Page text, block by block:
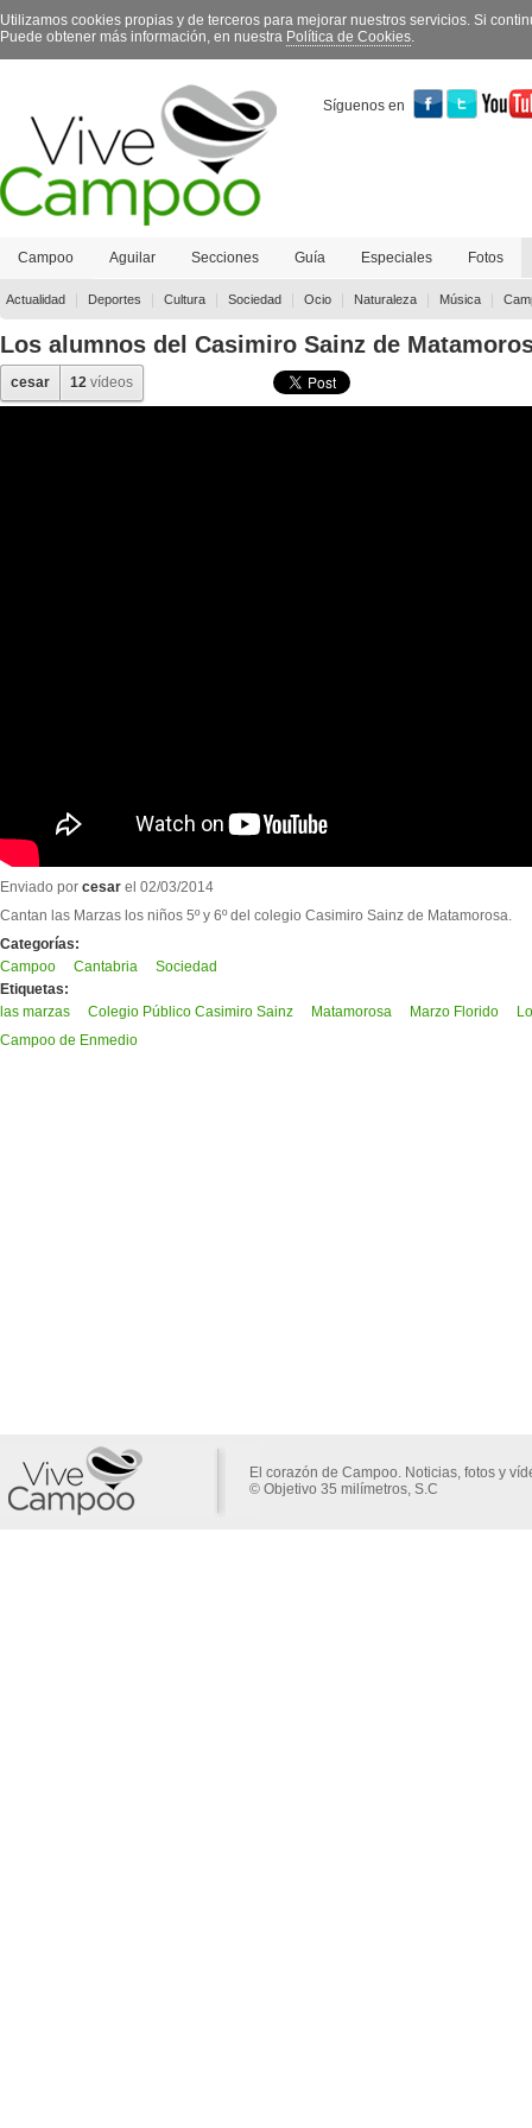
Utilizamos cookies propias y de terceros para mejorar nuestros servicios. Si
Puede obtener más información, en nuestra Política de Cookies.
Síguenos en
Campoo Aguilar Secciones Guía Especiales Fotos
Actualidad Deportes Cultura Sociedad Ocio Naturaleza Música
Contacto
Los alumnos del Casimiro Sainz de
cesar 12 vídeos
Enviado por cesar el 02/03/2014
Cantan las Marzas los niños 5º y 6º del colegio Casimiro Sainz de Matamorosa.
Categorías:
Campoo
Cantabria
Sociedad
Etiquetas:
las marzas
Colegio Público Casimiro Sainz Matamorosa Marzo Florido
Campoo de Enmedio
El corazón de Campoo. Noticias, fotos y
© Objetivo 35 milímetros, S.C